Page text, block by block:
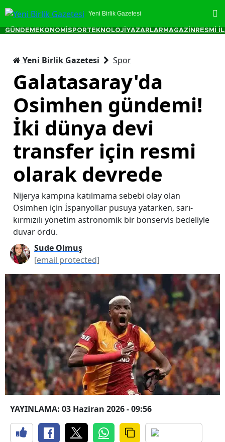
Yeni Birlik Gazetesi
GÜNDEM EKONOMİ SPORTEKNOLOJİ YAZARLAR MAGAZİN RESMİ
Yeni Birlik Gazetesi Spor
Galatasaray'da
Osimhen gündemi!
İki dünya devi
transfer için resmi
olarak devrede
Nijerya kampına katılmama sebebi olay olan
Osimhen için İspanyollar pusuya yatarken, sarı-
kırmızılı yönetim astronomik bir bonservis bedeliyle
duvar ördü.
Sude Olmuş
[email protected]
YAYINLAMA: 03 Haziran 2026 - 09:56